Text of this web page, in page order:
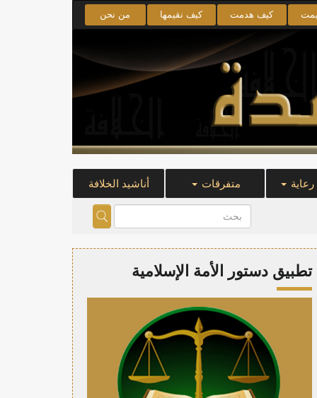
كيف هدمت كيف نقيمها من نحن
متفرقات أناشيد الخلافة
تطبيق دستور الأمة الإسلامية